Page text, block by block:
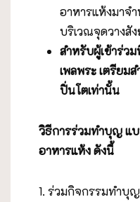
อาหารแห้งมาจ
บริเวณจุดวางสั
สำหรับผู้เข้าร่ว
เพลพระ เตรียม
ปิ่นโตเท่านั้น
วิธีการร่วมทำบุญ แ
อาหารแห้ง ดังนี้
1. ร่วมกิจกรรมทำบุ